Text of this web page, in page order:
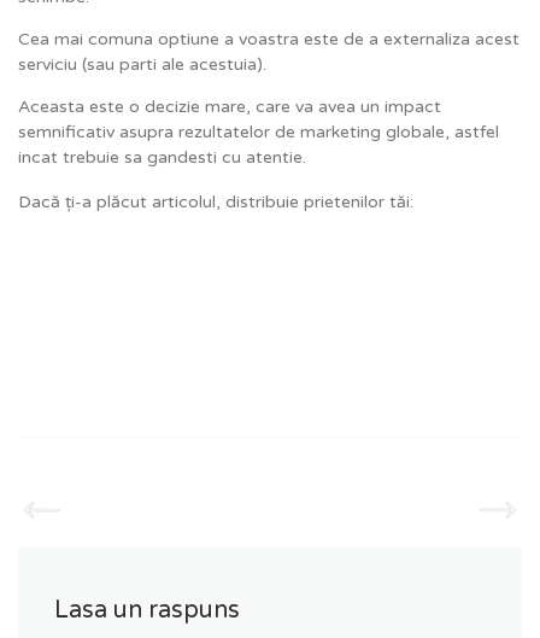
Cea mai comuna optiune a voastra este de a externaliza acest
serviciu (sau parti ale acestuia).
Aceasta este o decizie mare, care va avea un impact
semnificativ asupra rezultatelor de marketing globale, astfel
incat trebuie sa gandesti cu atentie.
Dacă ți-a plăcut articolul, distribuie prietenilor tăi:
Lasa un raspuns